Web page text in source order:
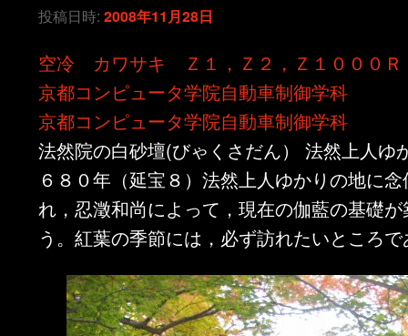
テ
ン
ツ
へ
動
ン
ツ
へ
移
投稿日時:2008年11月28日
空冷 カワサキ Ｚ１，Ｚ２，Ｚ１０００Ｒ
京都コンピュータ学院自動車制御学科
京都コンピュータ学院自動車制御学科
法然院の白砂壇(びゃくさだん） 法然上人ゆ
６８０年（延宝８）法然上人ゆかりの地に
れ，忍澂和尚によって，現在の伽藍の基礎
う。紅葉の季節には，必ず訪れたいところ